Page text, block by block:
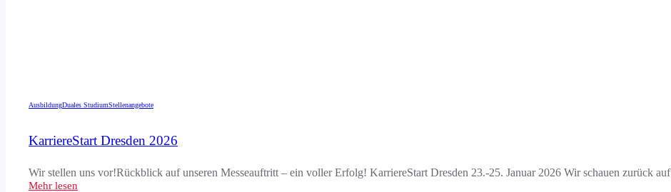
AusbildungDuales StudiumStellenangebote
KarriereStart Dresden 2026
Wir stellen uns vor!Rückblick auf unseren Messeauftritt – ein voller Erfolg! KarriereStart Dresden 23.-25. Januar 2026 Wir schauen zurück
Mehr lesen